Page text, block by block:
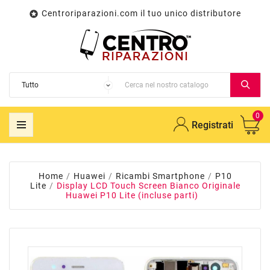
 Centroriparazioni.com il tuo unico distributore
Registrati
0
Home Huawei Ricambi Smartphone
P10
Lite
Display LCD Touch Screen Bianco Originale
Huawei P10 Lite (incluse parti)